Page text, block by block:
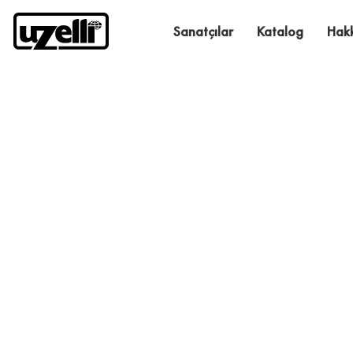
Sanatçılar Katalog